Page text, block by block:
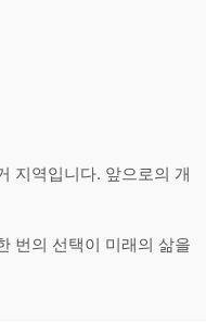
지역입니다. 앞으로의 개
번의 선택이 미래의 삶을